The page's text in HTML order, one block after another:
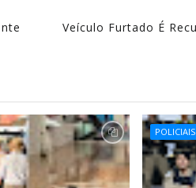
Veículo Furtado É
POLICIAIS